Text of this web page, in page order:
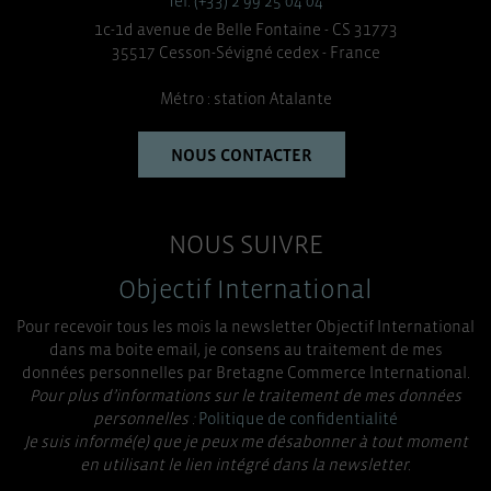
1c-1d avenue de Belle Fontaine - CS 31773
35517 Cesson-Sévigné cedex - France
Métro : station Atalante
NOUS CONTACTER
NOUS SUIVRE
Objectif International
Pour recevoir tous les mois la newsletter Objectif International
dans ma boite email, je consens au traitement de mes
données personnelles par Bretagne Commerce International.
Pour plus d’informations sur le traitement de mes données
personnelles :Politique de confidentialité
Je suis informé(e) que je peux me désabonner à tout moment
en utilisant le lien intégré dans la newsletter.